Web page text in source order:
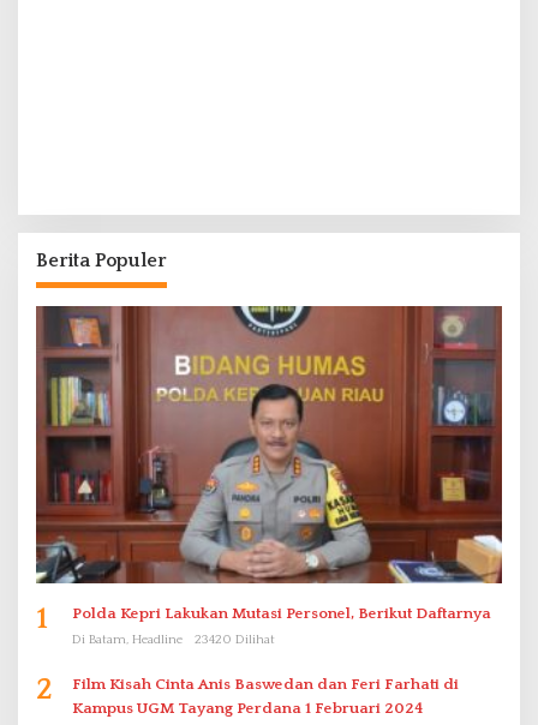
Berita Populer
1 Polda Kepri Lakukan Mutasi Personel, Berikut Daftarnya
Di Batam, Headline 23420 Dilihat
2
Film Kisah Cinta Anis Baswedan dan Feri Farhati di
Kampus UGM Tayang Perdana 1 Februari 2024